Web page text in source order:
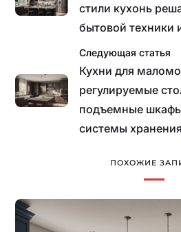
стили кухонь
бытовой техники
Следующая статья
Кухни для
регулируемые
подъемные
системы хранения
ПОХОЖИЕ